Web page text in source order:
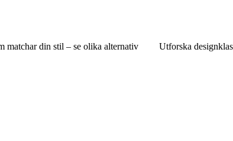
matchar din stil – se olika alternativ Utforska